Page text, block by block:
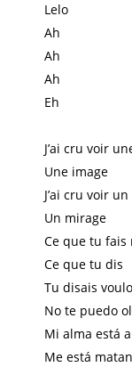
Lelo
Ah
Ah
Ah
Eh
J’ai cru voir
Une image
J’ai cru voir
Un mirage
Ce que tu fais
Ce que tu dis
Tu disais
No te puedo
Mi alma está
Me está